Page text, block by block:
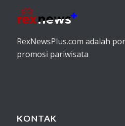
RexNewsPlus.com adalah
promosi pariwisata
KONTAK